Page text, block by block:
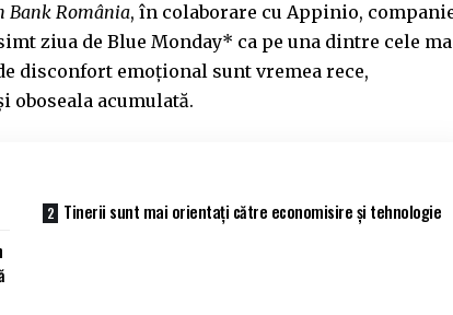
Bank România, în colaborare cu Appinio,
ziua de Blue Monday* ca pe una dintre cele
disconfort emoțional sunt vremea rece,
acumulată.
Tinerii sunt mai orientați către economisire și tehnologie